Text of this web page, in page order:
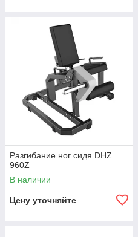
Разгибание ног сидя DHZ
960Z
В наличии
Цену уточняйте